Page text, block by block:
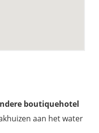
boutiquehotel
aan het water